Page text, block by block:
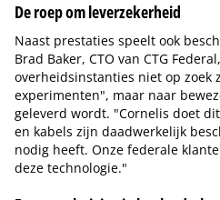
De roep om leverzekerheid
Naast prestaties speelt ook
Brad Baker, CTO van CTG
overheidsinstanties niet op zoek
experimenten", maar naar
geleverd wordt. "Cornelis doet
en kabels zijn daadwerkelijk
nodig heeft. Onze federale
deze technologie."